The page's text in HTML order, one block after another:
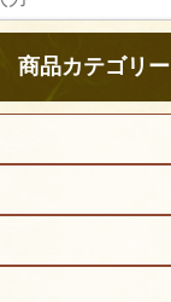
商品カテゴリー